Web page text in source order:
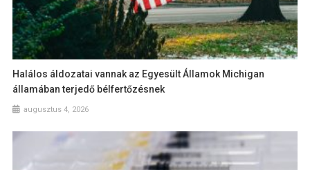
Halálos áldozatai vannak az Egyesült Államok Michigan
államában terjedő bélfertőzésnek
augusztus 4, 2026